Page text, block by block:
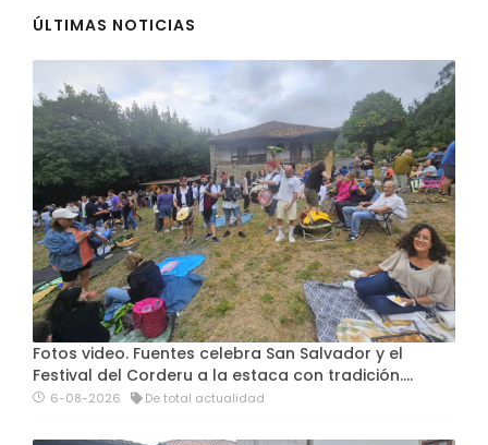
ÚLTIMAS NOTICIAS
Fotos video. Fuentes celebra San Salvador y el
Festival del Corderu a la estaca con tradición....
6-08-2026 De total actualidad